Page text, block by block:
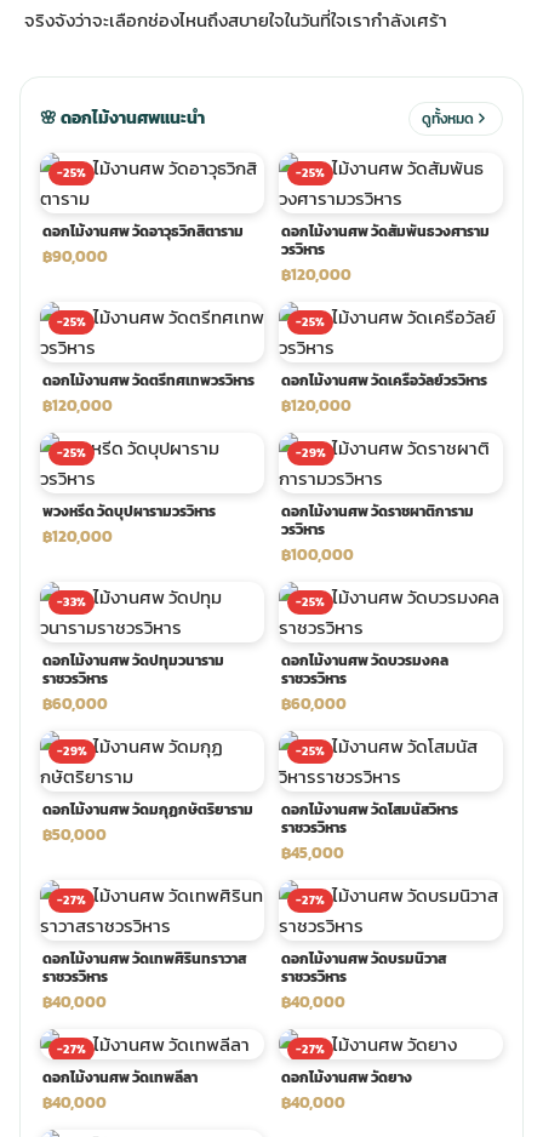
ดอกไม้งานศพ ส่งด่วน
ดอกไม้งานศพ ปากคลองตลาด
ร้านดอกไม้งานศพ ใกล้ฉัน
ดอกไม้งานศพ ราคาถูก
จัดดอกไม้งานศพ ราคา
ดอกไม้งานศพ ส่งฟรี
ดอกไม้งานศพ ออนไลน์
พวงดอกไม้งานศพ
tpdecorate ปูพื้น
พวงหรีดดอกไม้สด
สั่งพวงหรีด ออนไลน์
ส่งพวงหรีด ด่วน กรุงเทพ
ร้านพวงหรีด กรุงเทพ ส่งฟรี
พวงหรีด ปากคลองตลาด ราคา
พวงหรีด ส่งด่วน วันนี้
ม้หน้าเมรุ
ะดับเมรุ
มรุ ออนไลน์
มรุ ส่งด่วน
น้าเมรุ กรุงเทพ
จริงจังว่าจะเลือกช่องไหนถึงสบายใจในวันที่ใจเรากำลังเศร้า
🌸 ดอกไม้งานศพแนะนำ ดูทั้งหมด
-25%
ดอกไม้งานศพ วัดอาวุธวิกสิตาราม
฿90,000
-25%
ดอกไม้งานศพ วัดสัมพันธวงศาราม
วรวิหาร
฿120,000
-25%
ดอกไม้งานศพ วัดตรีทศเทพวรวิหาร
฿120,000
-25%
ดอกไม้งานศพ วัดเครือวัลย์วรวิหาร
฿120,000
-25%
พวงหรีด วัดบุปผารามวรวิหาร
฿120,000
-29%
ดอกไม้งานศพ วัดราชผาติการาม
วรวิหาร
฿100,000
-33%
ดอกไม้งานศพ วัดปทุมวนาราม
ราชวรวิหาร
฿60,000
-25%
ดอกไม้งานศพ วัดบวรมงคล
ราชวรวิหาร
฿60,000
-29%
ดอกไม้งานศพ วัดมกุฏกษัตริยาราม
฿50,000
-25%
ดอกไม้งานศพ วัดโสมนัสวิหาร
ราชวรวิหาร
฿45,000
-27%
ดอกไม้งานศพ วัดเทพศิรินทราวาส
ราชวรวิหาร
฿40,000
-27%
ดอกไม้งานศพ วัดบรมนิวาส
ราชวรวิหาร
฿40,000
-27%
ดอกไม้งานศพ วัดเทพลีลา
฿40,000
-27%
ดอกไม้งานศพ วัดยาง
฿40,000